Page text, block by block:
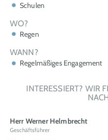
Schulen
WO?
Regen
WANN?
Regelmäßiges Engagement
INTERESSIERT? WIR
Herr Werner Helmbrecht
Geschäftsführer